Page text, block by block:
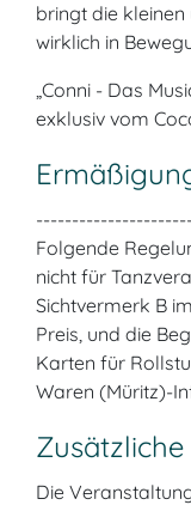
bringt die
wirklich in
„Conni - Das
exklusiv vom
Folgende
nicht für
Sichtvermerk B
Preis, und die
Karten für
Waren (Müritz)-
Die